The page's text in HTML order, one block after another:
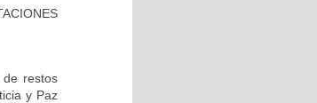
de restos
y Paz